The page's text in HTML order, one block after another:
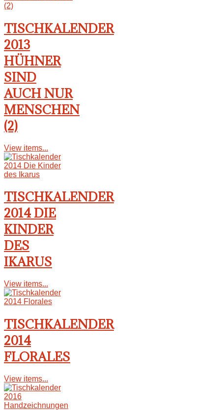
TISCHKALENDER
2013
HÜHNER
SIND
AUCH NUR
MENSCHEN
(2)
View items...
TISCHKALENDER
2014 DIE
KINDER
DES
IKARUS
View items...
TISCHKALENDER
2014
FLORALES
View items...